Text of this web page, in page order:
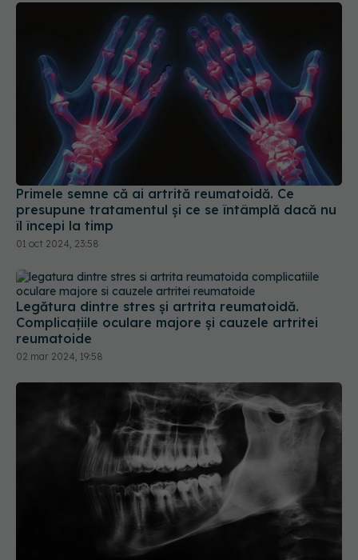
Primele semne că ai artrită reumatoidă. Ce
presupune tratamentul și ce se întâmplă dacă nu
îl începi la timp
01 oct 2024, 23:58
Legătura dintre stres și artrita reumatoidă.
Complicațiile oculare majore și cauzele artritei
reumatoide
02 mar 2024, 19:58